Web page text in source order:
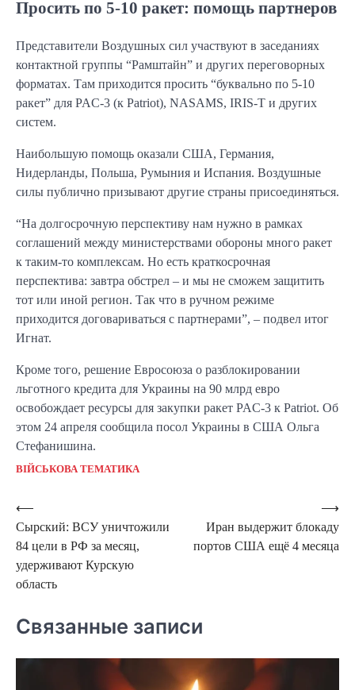
Просить по 5-10 ракет: помощь партнеров
Представители Воздушных сил участвуют в заседаниях
контактной группы “Рамштайн” и других переговорных
форматах. Там приходится просить “буквально по 5-10
ракет” для PAC-3 (к Patriot), NASAMS, IRIS-T и других
систем.
Наибольшую помощь оказали США, Германия,
Нидерланды, Польша, Румыния и Испания. Воздушные
силы публично призывают другие страны присоединяться.
“На долгосрочную перспективу нам нужно в рамках
соглашений между министерствами обороны много ракет
к таким-то комплексам. Но есть краткосрочная
перспектива: завтра обстрел – и мы не сможем защитить
тот или иной регион. Так что в ручном режиме
приходится договариваться с партнерами”, – подвел итог
Игнат.
Кроме того, решение Евросоюза о разблокировании
льготного кредита для Украины на 90 млрд евро
освобождает ресурсы для закупки ракет PAC-3 к Patriot. Об
этом 24 апреля сообщила посол Украины в США Ольга
Стефанишина.
ВІЙСЬКОВА ТЕМАТИКА
Навигация
по
записям
⟵
Сырский: ВСУ уничтожили
84 цели в РФ за месяц,
удерживают Курскую
область
Иран выдержит блокаду
портов США ещё 4 месяца
⟶
Связанные записи